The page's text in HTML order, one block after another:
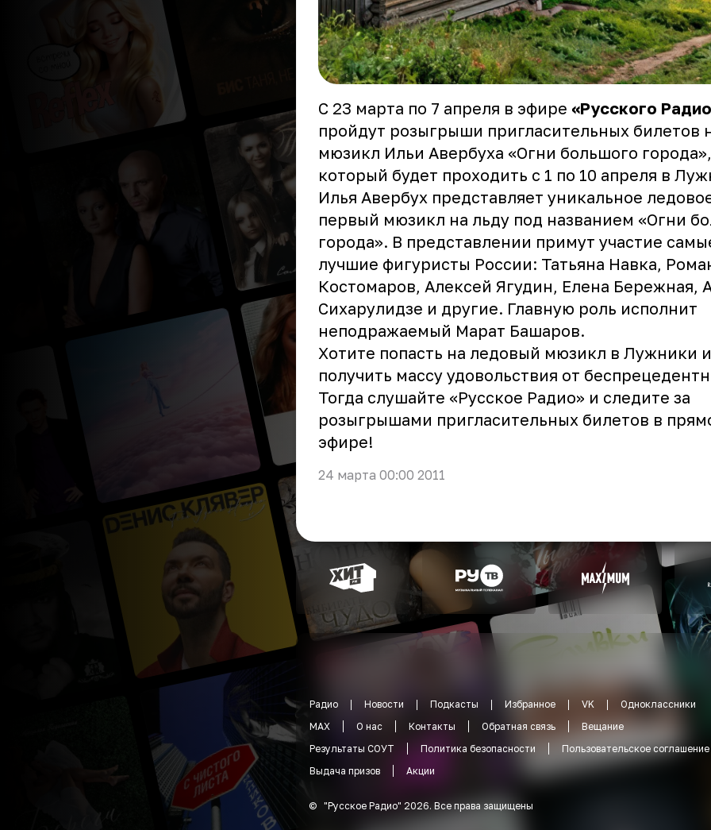
С 23 марта по 7 апреля в эфире «Русского
пройдут розыгрыши пригласительных билетов
мюзикл Ильи Авербуха «Огни большого города»,
который будет проходить с 1 по 10 апреля в
Илья Авербух представляет уникальное
первый мюзикл на льду под названием «Огни
города». В представлении примут участие
лучшие фигуристы России: Татьяна Навка,
Костомаров, Алексей Ягудин, Елена Бережная,
Сихарулидзе и другие. Главную роль исполнит
неподражаемый Марат Башаров.
Хотите попасть на ледовый мюзикл в Лужники и
получить массу удовольствия от
Тогда слушайте «Русское Радио» и следите за
розыгрышами пригласительных билетов в
эфире!
24 марта 00:00 2011
Радио Новости Подкасты Избранное VK
Одноклассники
MAX
О нас Контакты Обратная связь
Вещание
Результаты СОУТ
Политика безопасности
Пользовательское соглашение
Выдача призов
Акции
© "Русское Радио" 2026. Все права защищены